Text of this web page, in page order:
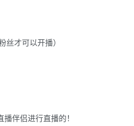
才可以开播）
伴侣进行直播的！